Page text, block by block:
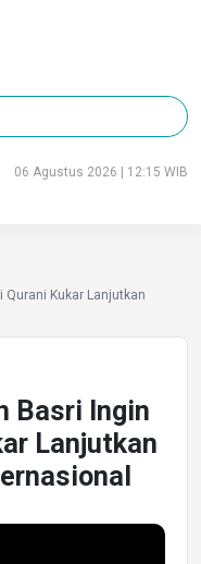
06 Agustus 2026 | 12:15 WIB
Qurani Kukar Lanjutkan
Basri Ingin
Lanjutkan